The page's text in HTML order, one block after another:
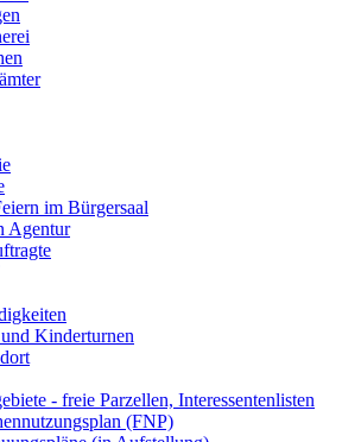
im Bürgersaal
Agentur
Kinderturnen
- freie Parzellen, Interessentenlisten
(FNP)